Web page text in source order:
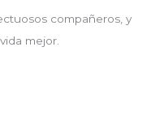
compañeros, y
mejor.